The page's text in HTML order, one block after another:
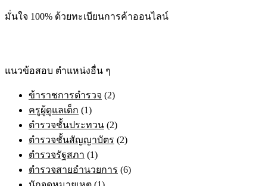
latest
มั่นใจ 100% ด้วยทะเบียนการค้าออนไลน์
แนวข้อสอบ ตำแหน่งอื่น ๆ
ข้าราชการตำรวจ (2)
ครูผู้ดูแลเด็ก (1)
ตำรวจชั้นประทวน (2)
ตำรวจชั้นสัญญาบัตร (2)
ตำรวจรัฐสภา (1)
ตำรวจสายอำนวยการ (6)